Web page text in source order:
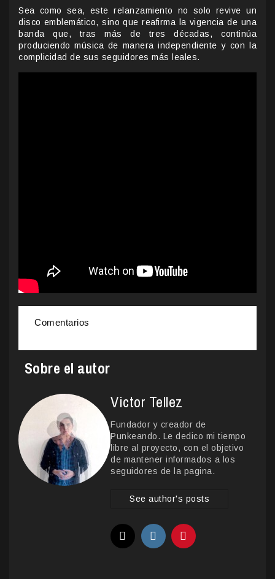
Sea como sea, este relanzamiento no solo revive un
disco emblemático, sino que reafirma la vigencia de una
banda que, tras más de tres décadas, continúa
produciendo música de manera independiente y con la
complicidad de sus seguidores más leales.
Comentarios
Sobre el autor
Victor Tellez
Fundador y creador de
Punkeando. Le dedico mi tiempo
libre al proyecto, con el objetivo
de mantener informados a los
seguidores de la pagina.
See author's posts